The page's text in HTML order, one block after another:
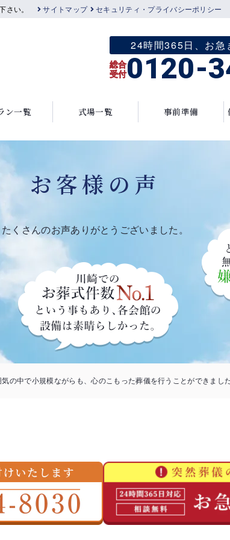
さい。 サイトマップ セキュリティ・プライバシーポリシー
24時間365日、お急
総合
受付0120-
ン一覧 式場一覧 事前準備
お客様の声
たくさんのお声ありがとうございました。
の中で小規模ながらも、心のこもった葬儀を行うことができまし